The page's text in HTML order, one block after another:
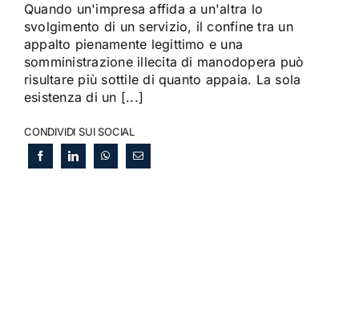
Quando un'impresa affida a un'altra lo
svolgimento di un servizio, il confine tra un
appalto pienamente legittimo e una
somministrazione illecita di manodopera può
risultare più sottile di quanto appaia. La sola
esistenza di un [...]
CONDIVIDI SUI SOCIAL